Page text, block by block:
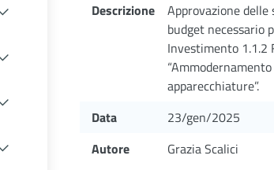
Descrizione
Approvazione delle
budget necessario
Investimento 1.1.2
apparecchiature”.
Data
23/gen/2025
Autore
Grazia Scalici